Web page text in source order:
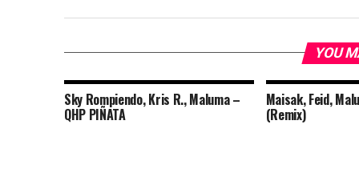
YOU
Sky Rompiendo, Kris R., Maluma –
QHP PIÑATA
Maisak, Feid,
(Remix)